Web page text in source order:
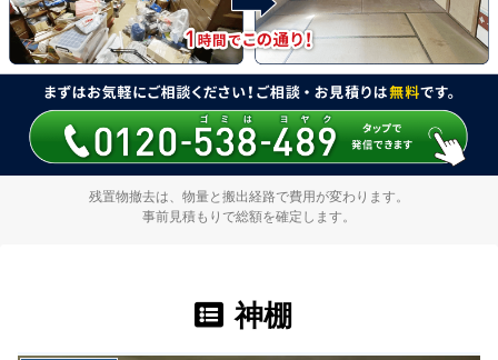
残置物撤去は、物量と搬出経路で費用が変わります。
事前見積もりで総額を確定します。
神棚